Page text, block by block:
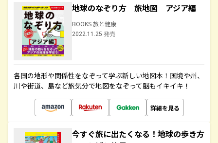
地球のなぞり方 旅地図 アジア編
BOOKS 旅と健康
2022.11.25 発売
各国の地形や関係性をなぞって学ぶ新しい地図本！国境や州、
川や街道、島など旅気分で地図をなぞって脳もイキイキ！
詳細を見る
今すぐ旅に出たくなる！地球の歩き方